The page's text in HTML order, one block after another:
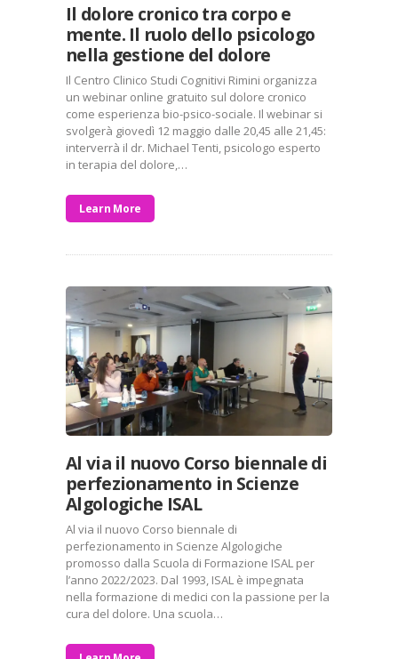
Il dolore cronico tra corpo e
mente. Il ruolo dello psicologo
nella gestione del dolore
Il Centro Clinico Studi Cognitivi Rimini organizza
un webinar online gratuito sul dolore cronico
come esperienza bio-psico-sociale. Il webinar si
svolgerà giovedì 12 maggio dalle 20,45 alle 21,45:
interverrà il dr. Michael Tenti, psicologo esperto
in terapia del dolore,…
Learn More
Al via il nuovo Corso biennale di
perfezionamento in Scienze
Algologiche ISAL
Al via il nuovo Corso biennale di
perfezionamento in Scienze Algologiche
promosso dalla Scuola di Formazione ISAL per
l’anno 2022/2023. Dal 1993, ISAL è impegnata
nella formazione di medici con la passione per la
cura del dolore. Una scuola…